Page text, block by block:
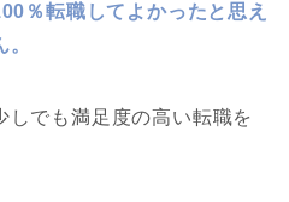
％転職してよかったと思え
しでも満足度の高い転職を